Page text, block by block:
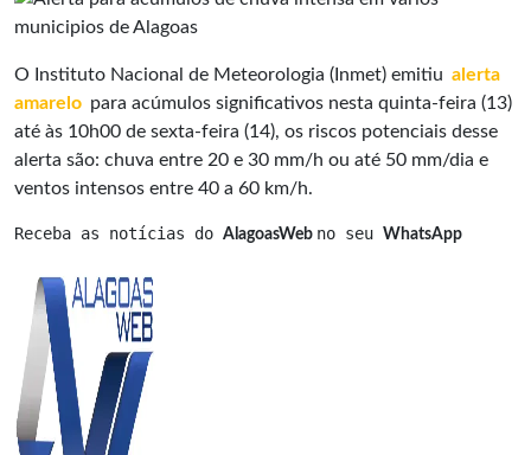
O Instituto Nacional de Meteorologia (Inmet) emitiu alerta
amarelo para acúmulos significativos nesta quinta-feira (13)
até às 10h00 de sexta-feira (14), os riscos potenciais desse
alerta são: chuva entre 20 e 30 mm/h ou até 50 mm/dia e
ventos intensos entre 40 a 60 km/h.
Receba as notícias do AlagoasWeb no seu WhatsApp